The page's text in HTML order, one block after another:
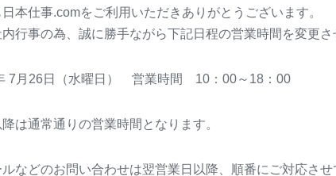
本仕事.comをご利用いただきありがとうございます。
行事の為、誠に勝手ながら下記日程の営業時間を変更さ
7月26日（水曜日） 営業時間 10：00～18：00
は通常通りの営業時間となります。
などのお問い合わせは翌営業日以降、順番にご対応さ